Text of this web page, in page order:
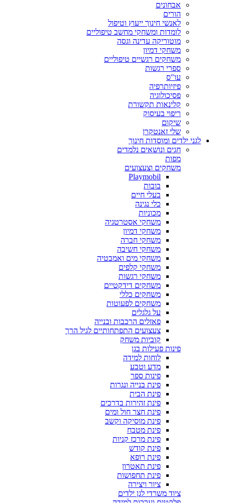
אבחונים
הורים
לאנשי חינוך ייעוץ וטיפול
לומדות ומשחקי מחשב טיפוליים
מוטוריקה עדינה וגסה
משחקי דמיון
משחקים רגשיים טיפוליים
ספרי רגשות
עו"ס
פיזיותרפיה
פסיכולוגיה
קלינאות תקשורת
ריפוי בעיסוק
שיקום
שלי זאנטקרן
לגני ילדים ומוסדות חינוך
חגים ונושאים נלמדים
מפות
משחקים וצעצועים
Playmobil
בובות
בעלי חיים
כלי נגינה
מכוניות
משחקי אסטרטגיה
משחקי דמיון
משחקי חברה
משחקי חשיבה
משחקי מים ואמבטיה
משחקי קלפים
משחקי רגשות
משחקים דידקטיים
משחקים כללי
משחקים לפעוטות
על גלגלים
פאזלים הרכבות ובנייה
צעצועים התפתחותיים לגיל הרך
קוביות משחק
פינות פעילות בגן
לוחות למידה
מדע וטבע
פינות ספר
פינת בנייה ונגרות
פינת הבית
פינת זהירות בדרכים
פינת חצר חול ומים
פינת מוסיקה וקשב
פינת מטבח
פינת מרכז קניות
פינת קודש
פינת רופא
פינת תאטרון
פינת תחפושות
ציור ויצירה
ציוד משרדי לגן ילדים